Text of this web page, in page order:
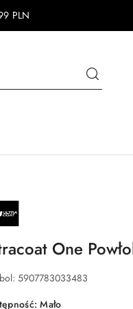
PLN
One
5907783033483
Mało